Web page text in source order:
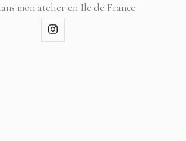
mon atelier en Ile de France